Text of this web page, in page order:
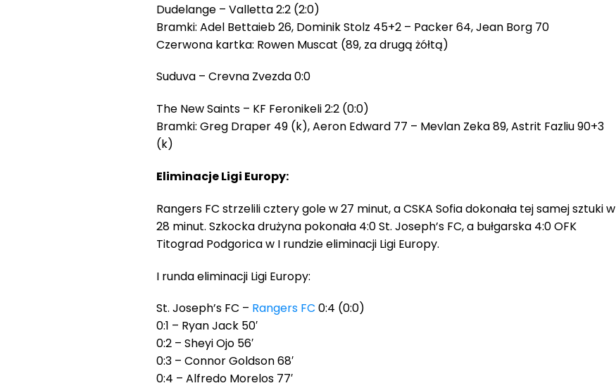
Dudelange – Valletta 2:2 (2:0)
Bramki: Adel Bettaieb 26, Dominik Stolz 45+2 – Packer 64, Jean Borg 70
Czerwona kartka: Rowen Muscat (89, za drugą żółtą)
Suduva – Crevna Zvezda 0:0
The New Saints – KF Feronikeli 2:2 (0:0)
Bramki: Greg Draper 49 (k), Aeron Edward 77 – Mevlan Zeka 89, Astrit Fazliu 90+3
(k)
Eliminacje Ligi Europy:
Rangers FC strzelili cztery gole w 27 minut, a CSKA Sofia dokonała tej samej sztuki w
28 minut. Szkocka drużyna pokonała 4:0 St. Joseph’s FC, a bułgarska 4:0 OFK
Titograd Podgorica w I rundzie eliminacji Ligi Europy.
I runda eliminacji Ligi Europy:
St. Joseph’s FC – Rangers FC 0:4 (0:0)
0:1 – Ryan Jack 50′
0:2 – Sheyi Ojo 56′
0:3 – Connor Goldson 68′
0:4 – Alfredo Morelos 77′